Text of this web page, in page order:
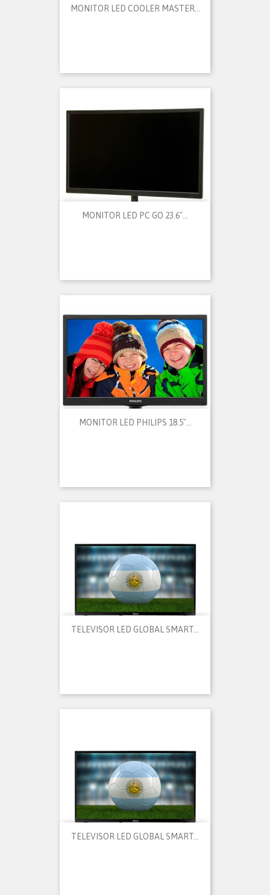
MONITOR LED COOLER MASTER...
MONITOR LED PC GO 23.6"...
MONITOR LED PHILIPS 18.5"...
TELEVISOR LED GLOBAL SMART...
TELEVISOR LED GLOBAL SMART...